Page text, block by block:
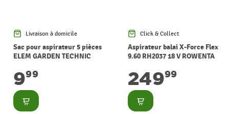
Livraison à domicile
Sac pour aspirateur 5 pièces
ELEM GARDEN TECHNIC
999
Consulter
Click & Collect
Aspirateur balai X-Force Flex
9.60 RH2037 18 V ROWENTA
24999
Consulter